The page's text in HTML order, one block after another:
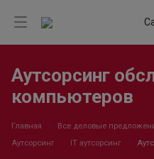
Аутсорсинг
компьютеров
Главная Все деловые
Аутсорсинг
IT аутсорсинг